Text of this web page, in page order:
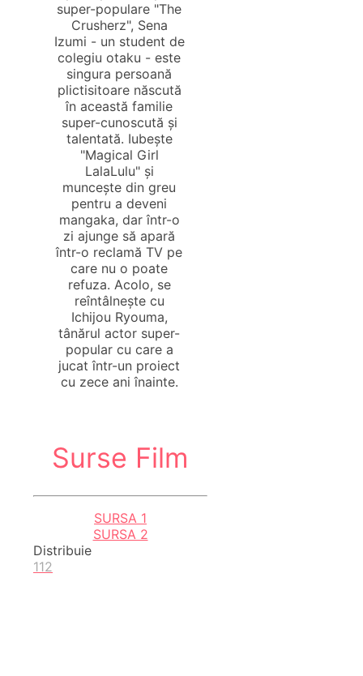
super-populare "The
Crusherz", Sena
Izumi - un student de
colegiu otaku - este
singura persoană
plictisitoare născută
în această familie
super-cunoscută și
talentată. Iubește
"Magical Girl
LalaLulu" și
muncește din greu
pentru a deveni
mangaka, dar într-o
zi ajunge să apară
într-o reclamă TV pe
care nu o poate
refuza. Acolo, se
reîntâlnește cu
Ichijou Ryouma,
tânărul actor super-
popular cu care a
jucat într-un proiect
cu zece ani înainte.
Surse Film
SURSA 1
SURSA 2
Distribuie
112